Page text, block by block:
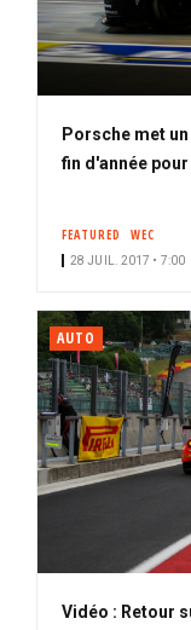
Porsche met
fin d'année
FEATURED WEC
28 JUIL. 2017 • 7:00
AUTO
Vidéo : Retour